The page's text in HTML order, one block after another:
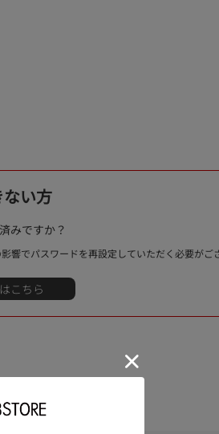
い方
みですか？
でパスワードを再設定していただく必要がご